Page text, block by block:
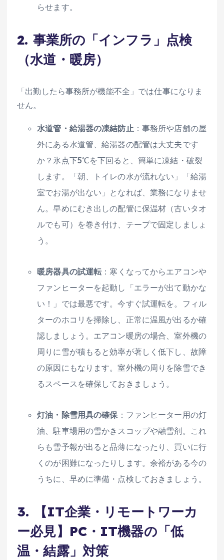
らせます。
2. 事業所の「インフラ」点検
（水道・暖房）
「出勤したら事務所が機能不全」では仕事になりま
せん。
水道管・給湯器の凍結防止：事務所や店舗の屋
外にある水道管、給湯器の配管は大丈夫です
か？氷点下5℃を下回ると、簡単に凍結・破裂
します。「朝、トイレの水が流れない」「給湯
室でお湯が出ない」となれば、業務になりませ
ん。早めにむき出しの配管に保温材（古いタオ
ルでも可）を巻き付け、テープで固定しましょ
う。
暖房器具の試運転：寒くなってからエアコンや
ファンヒーターを起動し「エラーが出て動かな
い！」では最悪です。今すぐ試運転を。フィル
ターのホコリを掃除し、正常に温風が出るか確
認しましょう。エアコン暖房の場合、室外機の
周りに雪が積もると効率が著しく低下し、故障
の原因にもなります。室外機の周りを除雪でき
るスペースを確保しておきましょう。
灯油・除雪用具の確保：ファンヒーター用の灯
油、駐車場用の雪かきスコップや融雪剤。これ
らも雪予報が出ると品薄になったり、買いに行
くのが困難になったりします。余裕がある今の
うちに、早めに準備・点検しておきましょう。
3. 【IT企業・リモートワーカ
ー必見】PC・IT機器の「低
温・結露」対策